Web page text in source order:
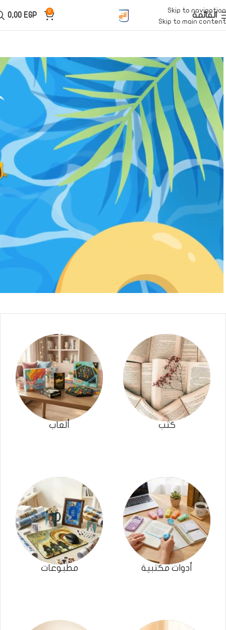
Skip to navigation
Skip to main content
القائمة 0
0,00 EGP
كتب ألعاب
أدوات مكتبية مطبوعات